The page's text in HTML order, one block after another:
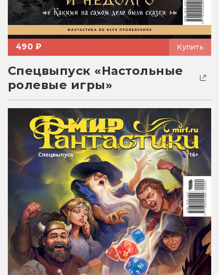
490 ₽ Купить
Спецвыпуск «Настольные
ролевые игры»